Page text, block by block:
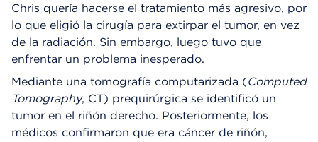
Chris quería hacerse el tratamiento más agresivo, por
lo que eligió la cirugía para extirpar el tumor, en vez
de la radiación. Sin embargo, luego tuvo que
enfrentar un problema inesperado.
Mediante una tomografía computarizada (Computed
Tomography, CT) prequirúrgica se identificó un
tumor en el riñón derecho. Posteriormente, los
médicos confirmaron que era cáncer de riñón,